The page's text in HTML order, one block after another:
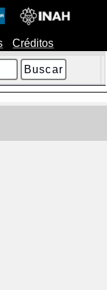
Créditos